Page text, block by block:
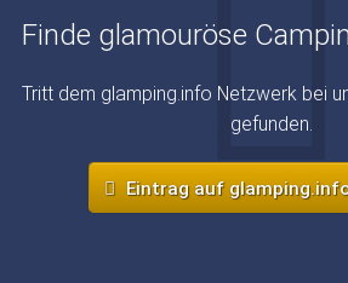
Finde glamouröse
Tritt dem glamping.info Netzwerk bei
gefunden.
Eintrag auf